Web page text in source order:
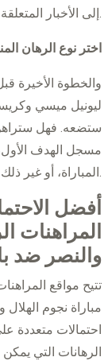
إلى الأخبار المتعلقة بإصابات اللاعبين مثلاً وغير ذلك.
اختر نوع الرهان
والخطوة الأخيرة
ليونيل ميسي
ستضعه. فهل ستراهن
مسجل الهدف
المباراة، أو غير ذلك من أنواع الرهانات الكثيرة المتاحة.
أفضل
المراهنات
والنصر ضد
تتيح مواقع
مباراة نجوم
احتمالات متعددة
الرهانات التي